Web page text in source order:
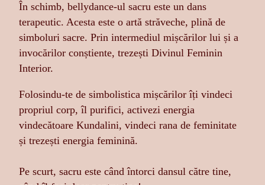
În schimb, bellydance-ul sacru este un dans
terapeutic. Acesta este o artă străveche, plină de
simboluri sacre. Prin intermediul mișcărilor lui și a
invocărilor conștiente, trezești Divinul Feminin
Interior.
Folosindu-te de simbolistica mișcărilor îți vindeci
propriul corp, îl purifici, activezi energia
vindecătoare Kundalini, vindeci rana de feminitate
și trezești energia feminină.
Pe scurt, sacru este când întorci dansul către tine,